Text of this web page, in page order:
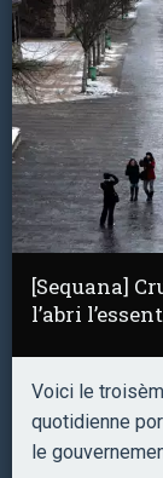
[Sequana]
l’abri
Voici le
quotidienne
le